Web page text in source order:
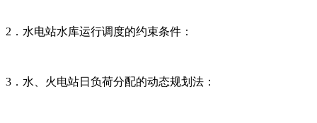
2．水电站水库运行调度的约束条件：
3．水、火电站日负荷分配的动态规划法：